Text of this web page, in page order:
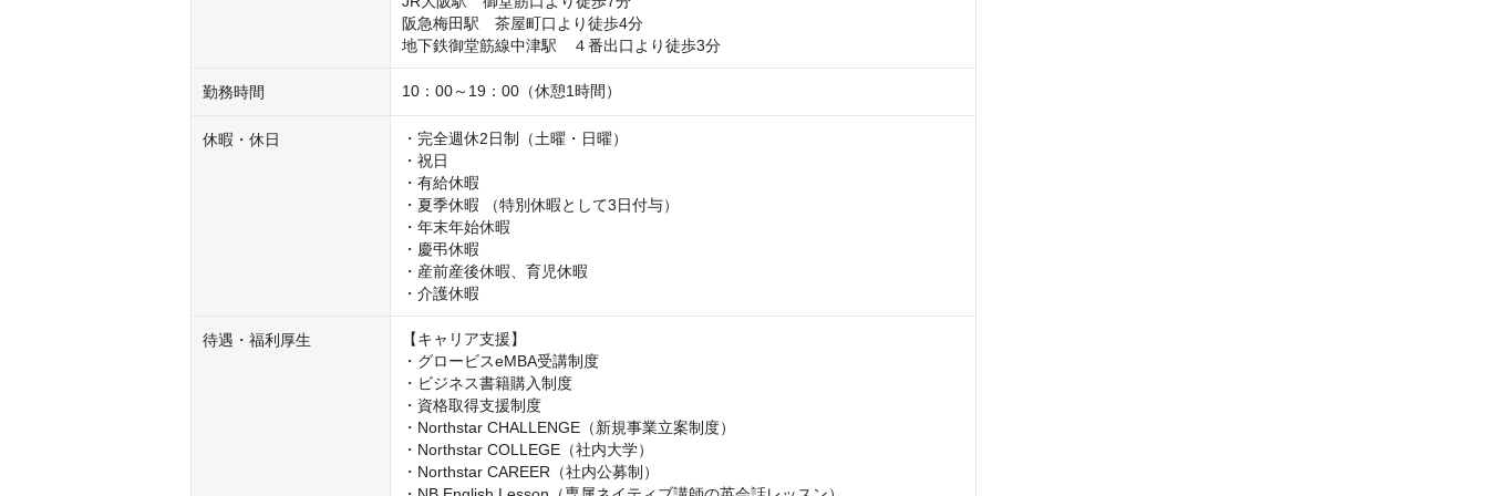
阪急梅田駅　茶屋町口より徒歩4分
地下鉄御堂筋線中津駅　４番出口より徒歩3分
勤務時間 10：00～19：00（休憩1時間）
休暇・休日
・完全週休2日制（土曜・日曜）
・祝日
・有給休暇
・夏季休暇 （特別休暇として3日付与）
・年末年始休暇
・慶弔休暇
・産前産後休暇、育児休暇
・介護休暇
待遇・福利厚生
【キャリア支援】
・グロービスeMBA受講制度
・ビジネス書籍購入制度
・資格取得支援制度
・Northstar CHALLENGE（新規事業立案制度）
・Northstar COLLEGE（社内大学）
・Northstar CAREER（社内公募制）